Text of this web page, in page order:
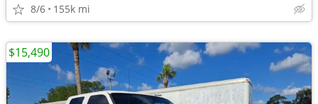
8/6 155k mi
$15,490